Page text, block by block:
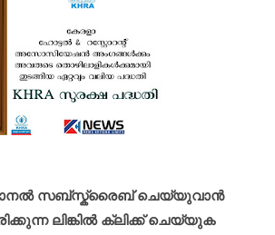
സബ്സ്ക്രൈബ് ചെയ്യുവാൻ
ലിങ്കിൽ ക്ലിക്ക് ചെയ്യുക